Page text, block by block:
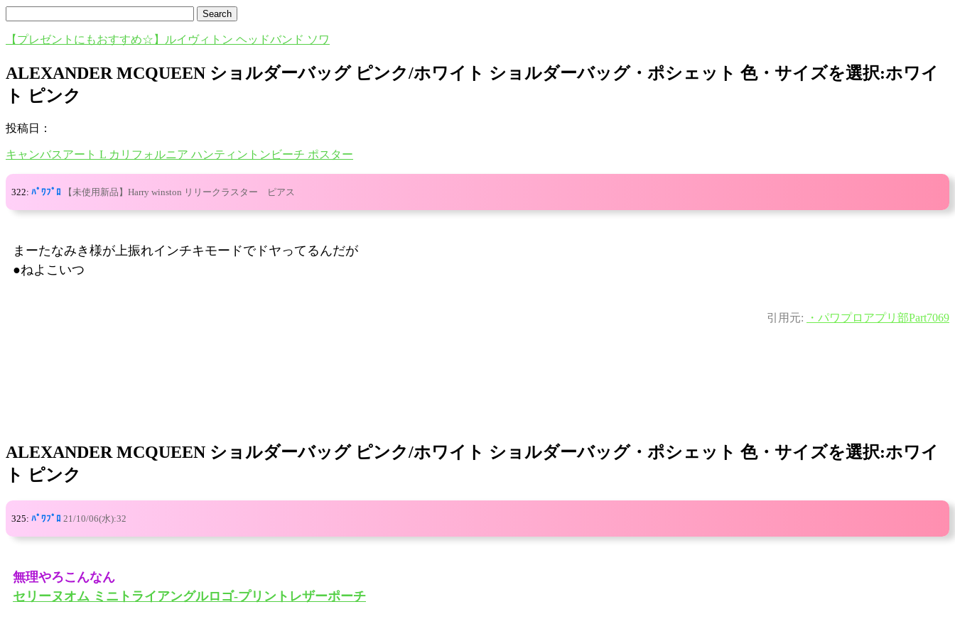
【プレゼントにもおすすめ☆】ルイヴィトン ヘッドバンド ソワ
ALEXANDER MCQUEEN ショルダーバッグ ピンク/ホワイト ショルダーバッグ・ポシェット 色・サイズを選択:ホワイ
ト ピンク
投稿日：
キャンバスアート L カリフォルニア ハンティントンビーチ ポスター
322: ﾊﾟﾜﾌﾟﾛ 【未使用新品】Harry winston リリークラスター ピアス
まーたなみき様が上振れインチキモードでドヤってるんだが
●ねよこいつ
引用元: ・パワプロアプリ部Part7069
ALEXANDER MCQUEEN ショルダーバッグ ピンク/ホワイト ショルダーバッグ・ポシェット 色・サイズを選択:ホワイ
ト ピンク
325: ﾊﾟﾜﾌﾟﾛ 21/10/06(水):32
無理やろこんなん
セリーヌオム ミニトライアングルロゴ-プリントレザーポーチ